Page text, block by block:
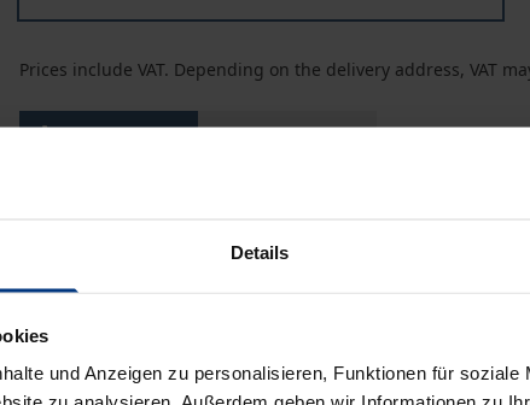
Details
und Anzeigen zu personalisieren, Funktionen für soziale
Prices include VAT. Depending on the delivery address, VAT